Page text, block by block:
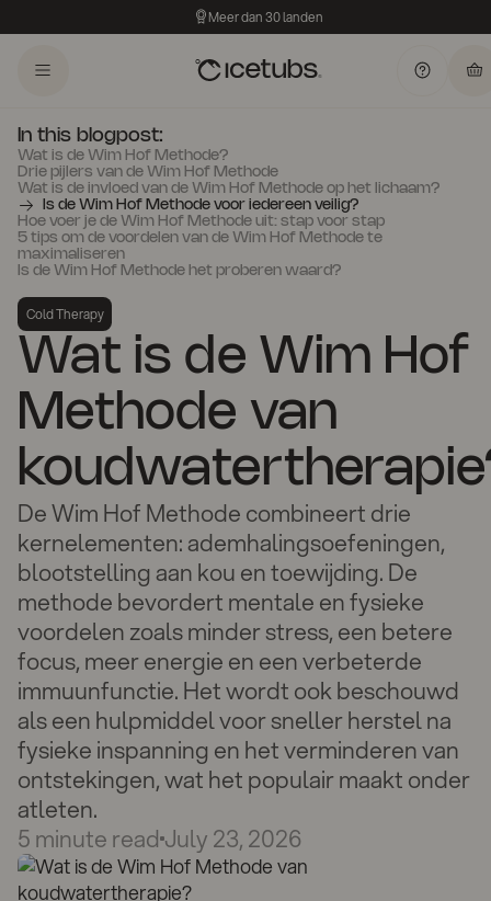
Meer dan 30 landen
In this blogpost:
Wat is de Wim Hof Methode?
‍Drie pijlers van de Wim Hof Methode
Wat is de invloed van de Wim Hof Methode op het lichaam?
Is de Wim Hof Methode voor iedereen veilig?
Hoe voer je de Wim Hof Methode uit: stap voor stap
5 tips om de voordelen van de Wim Hof Methode te
maximaliseren
Is de Wim Hof Methode het proberen waard?
Cold Therapy
Wat is de Wim Hof
Methode van
De Wim Hof Methode combineert drie
kernelementen: ademhalingsoefeningen,
blootstelling aan kou en toewijding. De
methode bevordert mentale en fysieke
voordelen zoals minder stress, een betere
focus, meer energie en een verbeterde
immuunfunctie. Het wordt ook beschouwd
als een hulpmiddel voor sneller herstel na
fysieke inspanning en het verminderen van
ontstekingen, wat het populair maakt onder
atleten.
5 minute readJuly 23, 2026